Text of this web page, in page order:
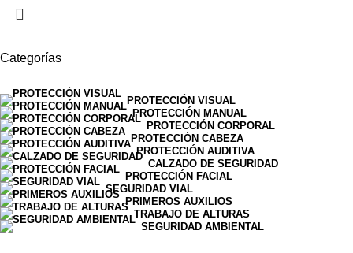
Categorías
PROTECCIÓN VISUAL
PROTECCIÓN MANUAL
PROTECCIÓN CORPORAL
PROTECCIÓN CABEZA
PROTECCIÓN AUDITIVA
CALZADO DE SEGURIDAD
PROTECCIÓN FACIAL
SEGURIDAD VIAL
PRIMEROS AUXILIOS
TRABAJO DE ALTURAS
SEGURIDAD AMBIENTAL